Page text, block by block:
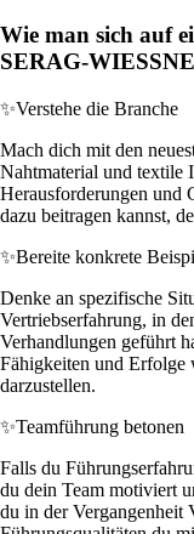
Wie man sich auf
SERAG-
✨Verstehe die Branche
Mach dich mit den
Nahtmaterial und textile
Herausforderungen und
dazu beitragen kannst,
✨Bereite konkrete
Denke an spezifische
Vertriebserfahrung, in
Verhandlungen geführt
Fähigkeiten und Erfolge
darzustellen.
✨Teamführung betonen
Falls du
du dein Team motiviert
du in der Vergangenheit